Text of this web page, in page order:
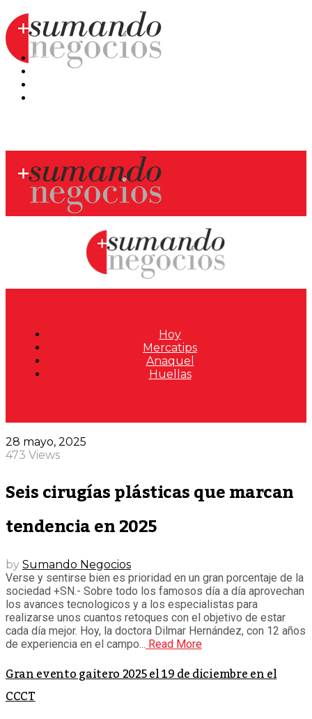
Hoy
Mercatips
Hoy
Mercatips
Anaquel
Huellas
28 mayo, 2025
473 Views
Seis cirugías plásticas que marcan
tendencia en 2025
by Sumando Negocios
Verse y sentirse bien es prioridad en un gran porcentaje de la
sociedad +SN.- Sobre todo los famosos día a día aprovechan
los avances tecnologicos y a los especialistas para
realizarse unos cuantos retoques con el objetivo de estar
cada día mejor. Hoy, la doctora Dilmar Hernández, con 12 años
de experiencia en el campo... Read More
Gran evento gaitero 2025 el 19 de diciembre en el
CCCT